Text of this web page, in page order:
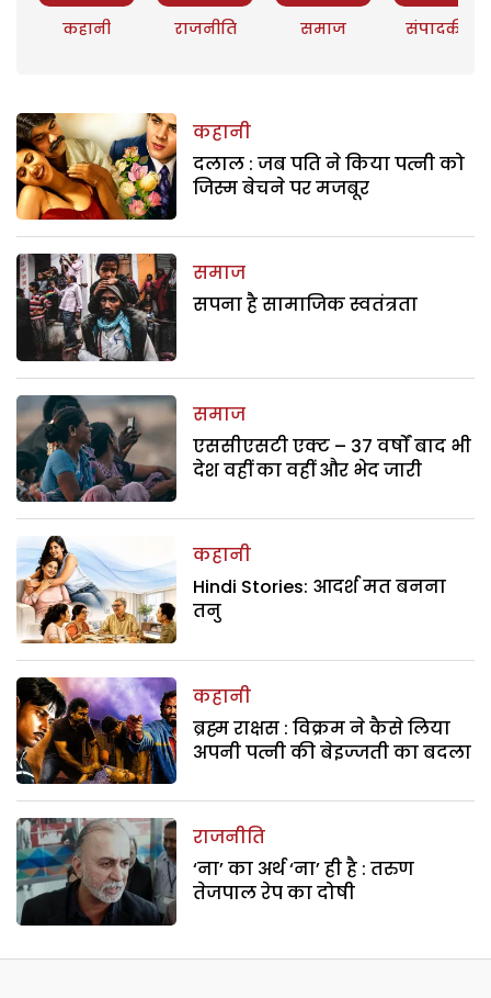
कहानी राजनीति समाज संपादकीय
कहानी
दलाल : जब पति ने किया पत्नी को
जिस्म बेचने पर मजबूर
समाज
सपना है सामाजिक स्वतंत्रता
समाज
एससीएसटी एक्ट – 37 वर्षों बाद भी
देश वहीं का वहीं और भेद जारी
कहानी
Hindi Stories: आदर्श मत बनना
तनु
कहानी
ब्रह्म राक्षस : विक्रम ने कैसे लिया
अपनी पत्नी की बेइज्जती का बदला
राजनीति
‘ना’ का अर्थ ‘ना’ ही है : तरुण
तेजपाल रेप का दोषी